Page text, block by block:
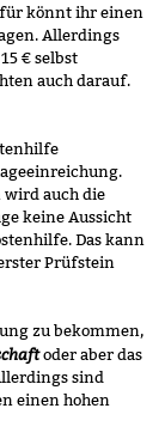
könnt ihr einen
Allerdings
€ selbst
auch darauf.
auch die
keine Aussicht
Das kann
Prüfstein
zu bekommen,
oder aber das
sind
einen hohen